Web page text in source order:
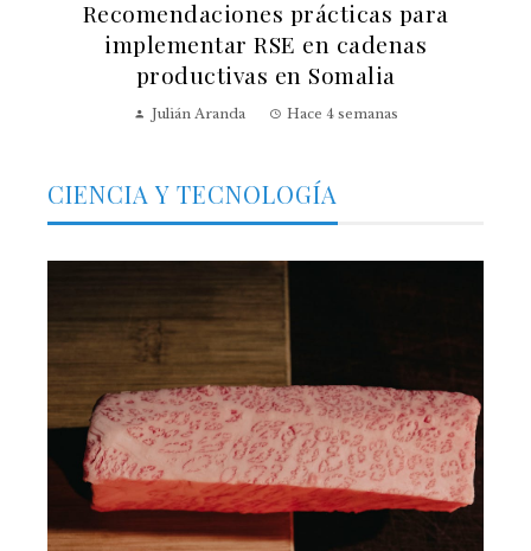
Recomendaciones prácticas para
implementar RSE en cadenas
productivas en Somalia
Julián Aranda Hace 4 semanas
CIENCIA Y TECNOLOGÍA